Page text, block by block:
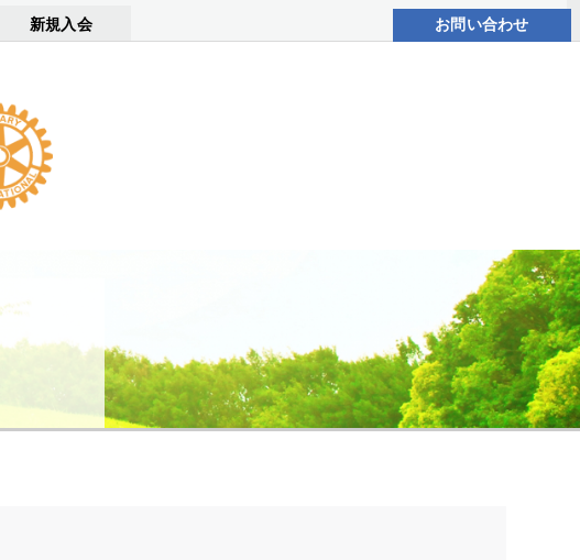
新規入会 お問い合わせ